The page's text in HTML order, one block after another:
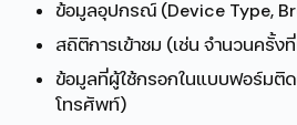
ข้อมูลอุปกรณ์ (Device Type,
สถิติการเข้าชม (เช่น จำนวนครั้ง
ข้อมูลที่ผู้ใช้กรอกในแบบฟอร์มติด
โทรศัพท์)